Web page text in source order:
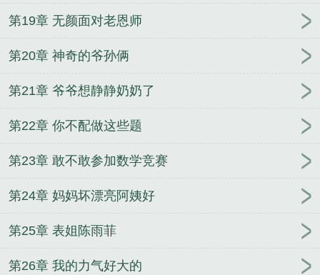
第19章 无颜面对老恩师
第20章 神奇的爷孙俩
第21章 爷爷想静静奶奶了
第22章 你不配做这些题
第23章 敢不敢参加数学竞赛
第24章 妈妈坏漂亮阿姨好
第25章 表姐陈雨菲
第26章 我的力气好大的